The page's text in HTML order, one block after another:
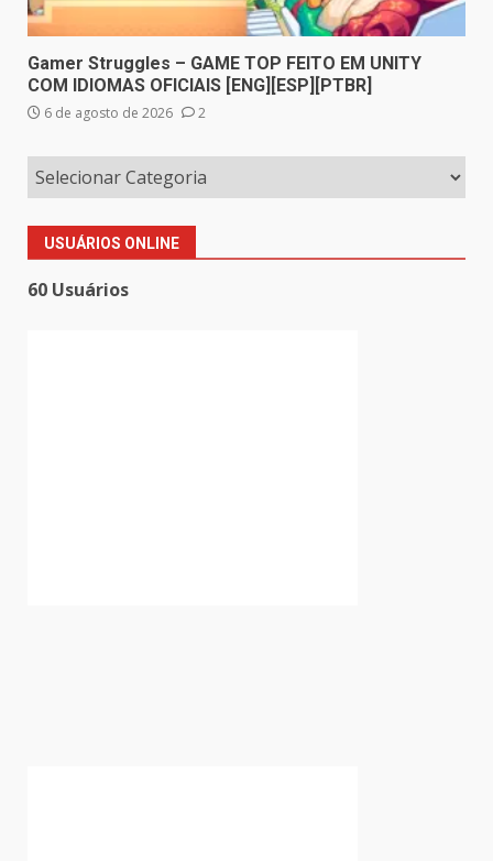
Gamer Struggles – GAME TOP FEITO EM UNITY
COM IDIOMAS OFICIAIS [ENG][ESP][PTBR]
6 de agosto de 2026 2
USUÁRIOS ONLINE
60 Usuários